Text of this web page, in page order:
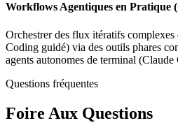
Workflows Agentiques en Pratique
Orchestrer des flux itératifs
Coding guidé) via des outils phares
agents autonomes de terminal
Questions fréquentes
Foire Aux Questions